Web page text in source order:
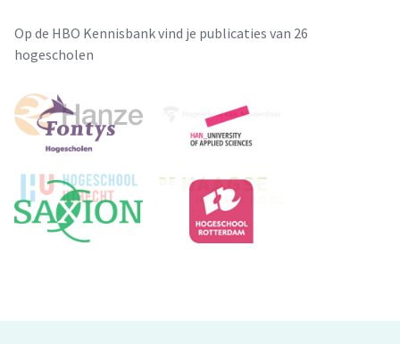
Op de HBO Kennisbank vind je publicaties van 26
hogescholen